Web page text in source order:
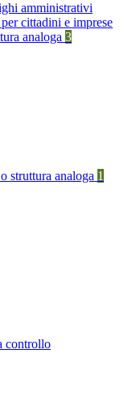
amministrativi
cittadini e imprese
analoga 3
struttura analoga 1
controllo